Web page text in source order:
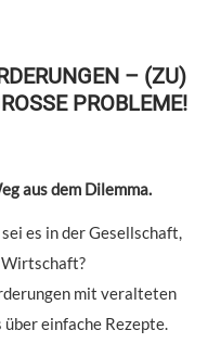
– (ZU)
PROBLEME!
aus dem Dilemma.
es in der Gesellschaft,
mit veralteten
einfache Rezepte.